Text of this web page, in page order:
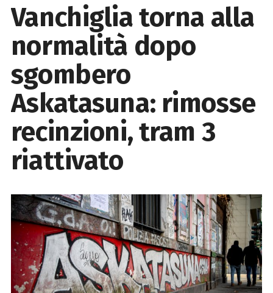
Vanchiglia torna alla
normalità dopo
sgombero
Askatasuna: rimosse
recinzioni, tram 3
riattivato